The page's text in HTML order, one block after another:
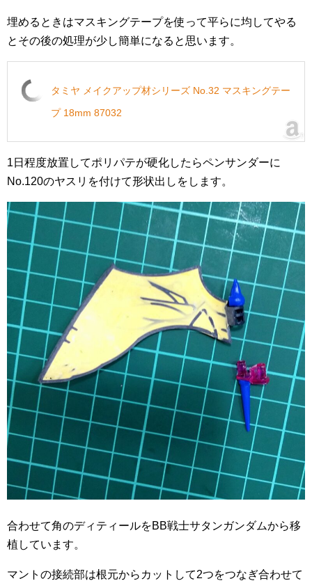
埋めるときはマスキングテープを使って平らに均してやる
とその後の処理が少し簡単になると思います。
タミヤ メイクアップ材シリーズ No.32 マスキングテー
プ 18mm 87032
1日程度放置してポリパテが硬化したらペンサンダーに
No.120のヤスリを付けて形状出しをします。
合わせて角のディティールをBB戦士サタンガンダムから移
植しています。
マントの接続部は根元からカットして2つをつなぎ合わせて